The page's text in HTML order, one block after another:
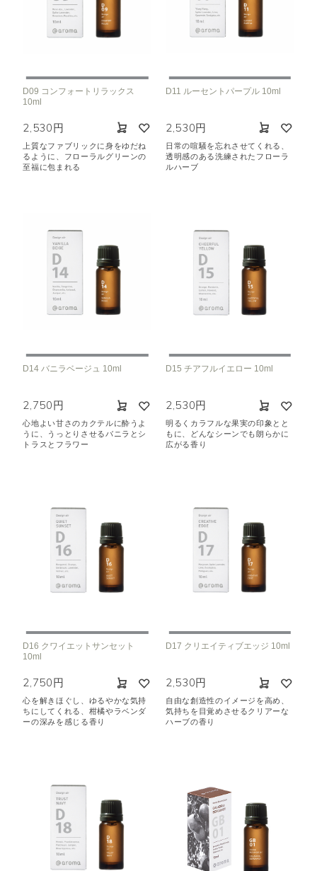
D09 コンフォートリラックス
10ml
2,530円
上質なファブリックに身をゆだね
るように、フローラルグリーンの
至福に包まれる
D11 ルーセントパープル 10ml
2,530円
日常の喧騒を忘れさせてくれる、
透明感のある洗練されたフローラ
ルハーブ
D14 バニラベージュ 10ml
2,750円
心地よい甘さのカクテルに酔うよ
うに、うっとりさせるバニラとシ
トラスとフラワー
D15 チアフルイエロー 10ml
2,530円
明るくカラフルな果実の印象とと
もに、どんなシーンでも朗らかに
広がる香り
D16 クワイエットサンセット
10ml
2,750円
心を解きほぐし、ゆるやかな気持
ちにしてくれる、柑橘やラベンダ
ーの深みを感じる香り
D17 クリエイティブエッジ 10ml
2,530円
自由な創造性のイメージを高め、
気持ちを目覚めさせるクリアーな
ハーブの香り